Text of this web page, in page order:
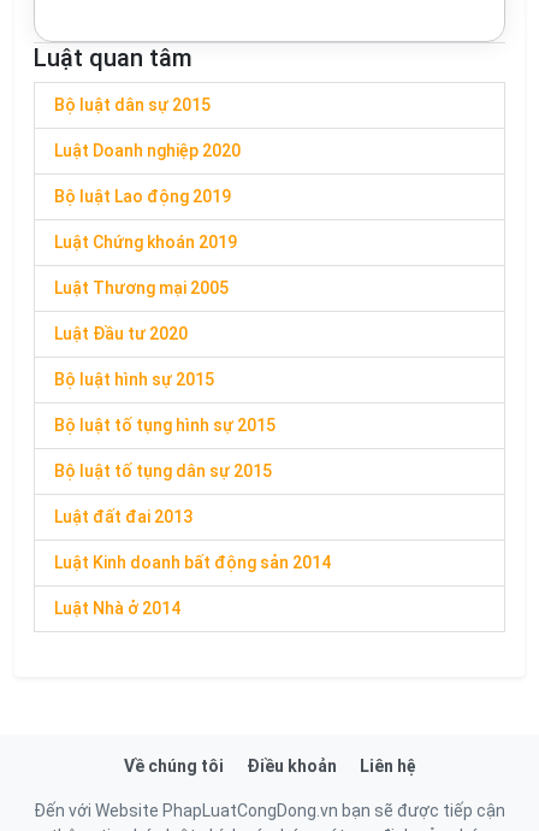
Luật quan tâm
Bộ luật dân sự 2015
Luật Doanh nghiệp 2020
Bộ luật Lao động 2019
Luật Chứng khoán 2019
Luật Thương mại 2005
Luật Đầu tư 2020
Bộ luật hình sự 2015
Bộ luật tố tụng hình sự 2015
Bộ luật tố tụng dân sự 2015
Luật đất đai 2013
Luật Kinh doanh bất động sản 2014
Luật Nhà ở 2014
Về chúng tôi Điều khoản Liên hệ
Đến với Website PhapLuatCongDong.vn bạn sẽ được tiếp cận